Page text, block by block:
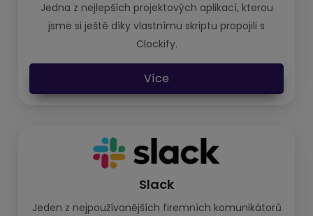
Jedna z nejlepších projektových aplikací, kterou
jsme si ještě díky vlastnímu skriptu propojili s
Clockify.
Více
Slack
Jeden z nejpoužívanějších firemních komunikátorů